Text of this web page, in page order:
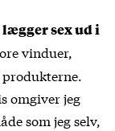
sex ud i
vinduer,
omgiver jeg
som jeg selv,